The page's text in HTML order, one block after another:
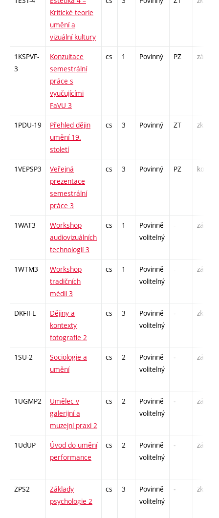
Kritické teorie
umění a
vizuální kultury
1KSPVF-
3
Konzultace
semestrální
práce s
vyučujícími
FaVU 3
cs 1 Povinný PZ zá
1PDU-19
Přehled dějin
umění 19.
století
cs 3 Povinný ZT zk
1VEPSP3
Veřejná
prezentace
semestrální
práce 3
cs 3 Povinný PZ kol
1WAT3
Workshop
audiovizuálních
technologií 3
cs 1
Povinně
volitelný
- zá
1WTM3
Workshop
tradičních
médií 3
cs 1
Povinně
volitelný
- zá
DKFII-L
Dějiny a
kontexty
fotografie 2
cs 3
Povinně
volitelný
- zk
1SU-2
Sociologie a
umění
cs 2
Povinně
volitelný
- zá
1UGMP2
Umělec v
galerijní a
muzejní praxi 2
cs 2
Povinně
volitelný
- zá
1UdUP
Úvod do umění
performance
cs 2
Povinně
volitelný
- zá
ZPS2
Základy
psychologie 2
cs 3
Povinně
volitelný
- zk